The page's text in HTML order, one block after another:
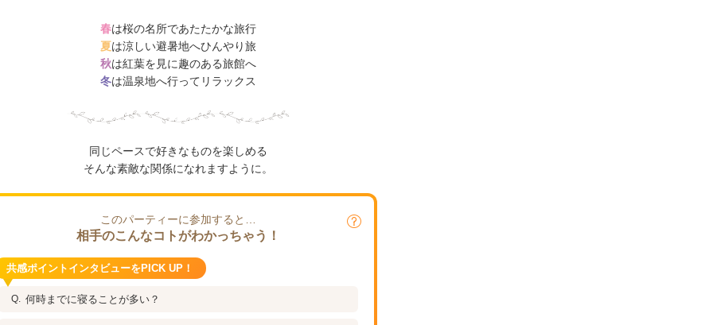
春は桜の名所であたたかな旅行
夏は涼しい避暑地へひんやり旅
秋は紅葉を見に趣のある旅館へ
冬は温泉地へ行ってリラックス
同じペースで好きなものを楽しめる
そんな素敵な関係になれますように。
このパーティーに参加すると…
相手のこんなコトがわかっちゃう！
共感ポイントインタビューをPICK UP！
何時までに寝ることが多い？